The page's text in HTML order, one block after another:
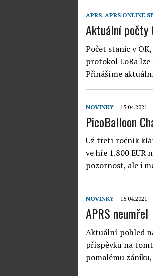
APRS, APRS ONLINE
Aktuální počty
Počet stanic v
protokol LoRa lze
Přinášíme
NOVINKY 15.04.2021
PicoBalloon
Už třetí ročník
ve hře 1.800 EUR
pozornost, ale i
NOVINKY 15.04.2021
APRS neumřel
Aktuální pohled
příspěvku na
pomalému